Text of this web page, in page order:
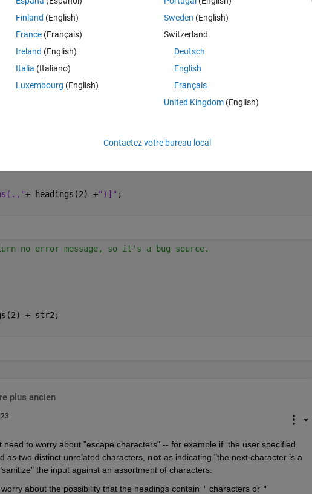
dividends')]"
prone
+ headings(2) +")]" ;
no error message, so it's a bug source.
+ str2;
plus ancien
to worry about "escape characters" -- for example if  the user specified
as two distinct unrelated characters, not as indicating "the next character is a
the input against an assortment of characters.
about the possibility that the headings contain ' characters or "
Finland (English)
France (Français)
Ireland (English)
Italia (Italiano)
Luxembourg (English)
Sweden (English)
Switzerland
Deutsch
English
Français
United Kingdom(English)
Contactez votre bureau local